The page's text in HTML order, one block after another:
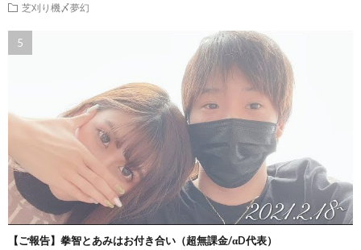
芝刈り機〆夢幻
【ご報告】拳智とあみはお付き合い（超無課金/αD代表）